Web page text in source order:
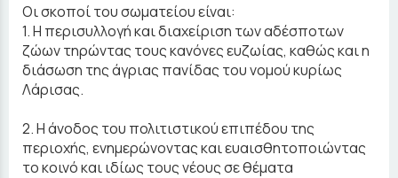
Οι σκοποί του σωματείου είναι:
1. Η περισυλλογή και διαχείριση των αδέσποτων
ζώων τηρώντας τους κανόνες ευζωίας, καθώς και η
διάσωση της άγριας πανίδας του νομού κυρίως
Λάρισας.
2. Η άνοδος του πολιτιστικού επιπέδου της
περιοχής, ενημερώνοντας και ευαισθητοποιώντας
το κοινό και ιδίως τους νέους σε θέματα